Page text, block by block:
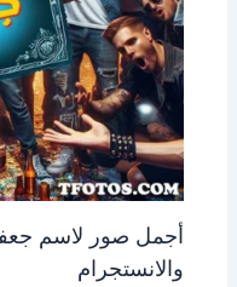
أجمل صور لاسم
والانستجرام